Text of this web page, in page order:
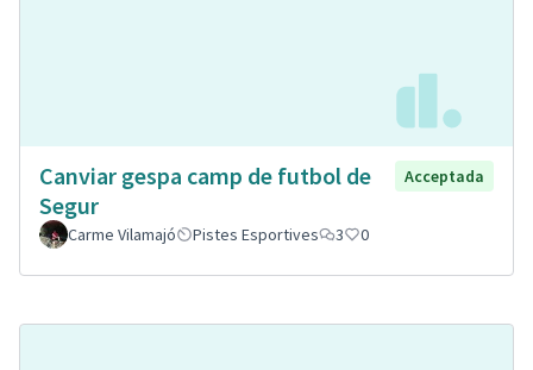
Canviar gespa camp de futbol de
Segur
Acceptada
Carme Vilamajó Pistes Esportives 3 0